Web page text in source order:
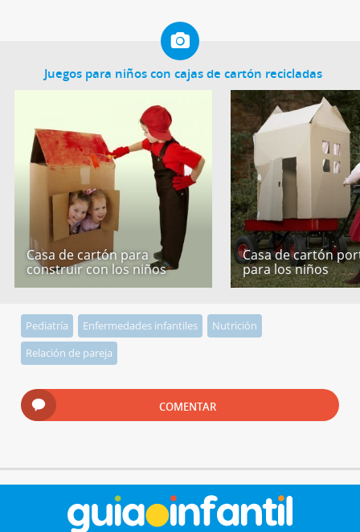
Juegos para niños con cajas de cartón recicladas
Casa de cartón para
construir con los niños
Casa de cartón
para los niños
Pediatría Enfermedades infantiles
Nutrición
Relación de pareja
COMENTAR